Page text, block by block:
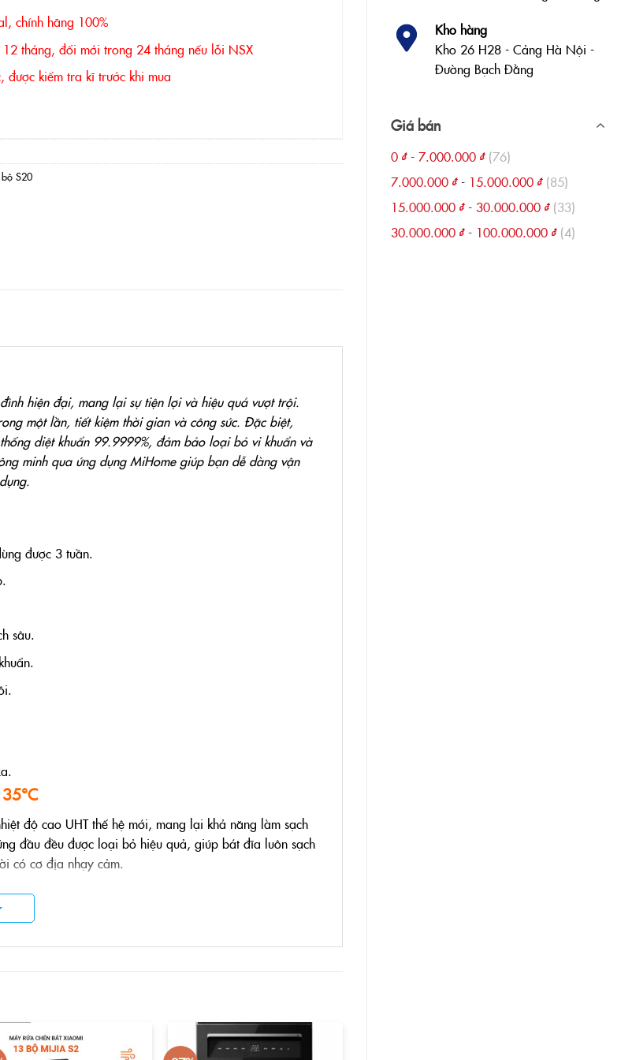
Kho hàng
Kho 26 H28 - Cảng Hà Nội -
Đường Bạch Đằng
Giá bán
0 ₫- 7.000.000 ₫ (76)
7.000.000 ₫- 15.000.000 ₫ (85)
15.000.000 ₫- 30.000.000 ₫ (33)
30.000.000 ₫- 100.000.000 ₫ (4)
chính hãng 100%
12 tháng, đổi mới trong 24 tháng nếu lỗi NSX
được kiểm tra kĩ trước khi mua
S20
hiện đại, mang lại sự tiện lợi và hiệu quả vượt trội.
một lần, tiết kiệm thời gian và công sức. Đặc biệt,
diệt khuẩn 99.9999%, đảm bảo loại bỏ vi khuẩn và
minh qua ứng dụng MiHome giúp bạn dễ dàng vận
được 3 tuần.
sâu.
độ cao UHT thế hệ mới, mang lại khả năng làm sạch
đầu đều được loại bỏ hiệu quả, giúp bát đĩa luôn sạch
có cơ địa nhạy cảm.
tạo hơi ẩm dư thừa.